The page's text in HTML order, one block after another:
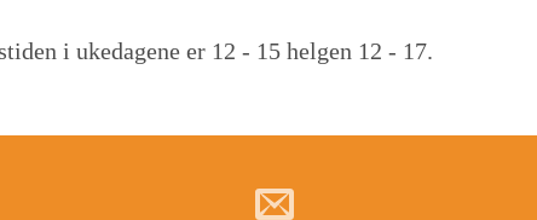
i ukedagene er 12 - 15 helgen 12 - 17.